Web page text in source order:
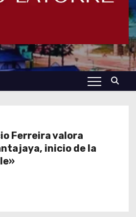
Ferreira valora
inicio de la